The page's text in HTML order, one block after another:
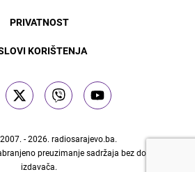
PRIVATNOST
KORIŠTENJA
- 2026. radiosarajevo.ba.
preuzimanje sadržaja bez dozvole
izdavača.